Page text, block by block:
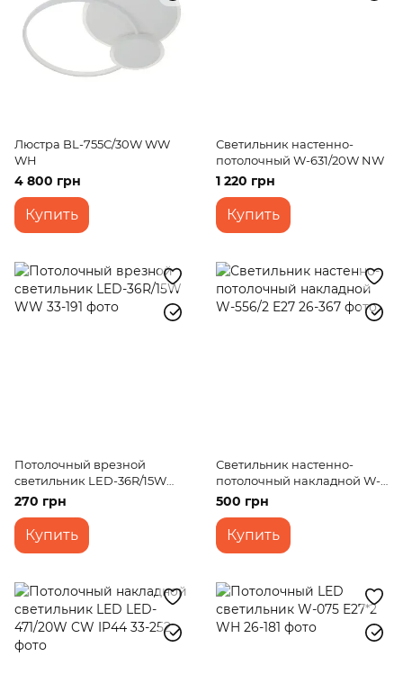
Люстра BL-755С/30W WW
WH
4 800 грн
Купить
Светильник настенно-
потолочный W-631/20W NW
1 220 грн
Купить
Потолочный врезной
светильник LED-36R/15W
WW
270 грн
Купить
Светильник настенно-
потолочный накладной W-
556/2 E27
500 грн
Купить